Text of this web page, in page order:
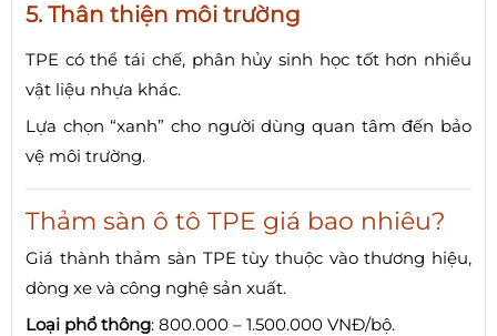
5. Thân thiện môi trường
TPE có thể tái chế, phân hủy sinh học tốt hơn nhiều
vật liệu nhựa khác.
Lựa chọn “xanh” cho người dùng quan tâm đến bảo
vệ môi trường.
Thảm sàn ô tô TPE giá bao nhiêu?
Giá thành thảm sàn TPE tùy thuộc vào thương hiệu,
dòng xe và công nghệ sản xuất.
Loại phổ thông: 800.000 – 1.500.000 VNĐ/bộ.